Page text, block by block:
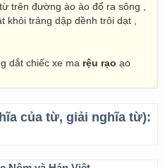
trên đường ào ào đổ ra sông ,
trảng dập dềnh trôi dạt ,
dắt chiếc xe ma rệu rạo ạo
của từ, giải nghĩa từ):